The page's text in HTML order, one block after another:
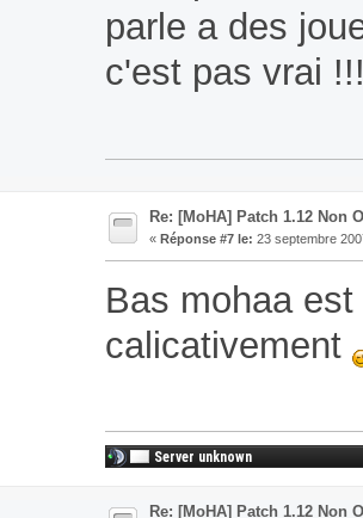
parle a des
c'est pas vrai
Re: [MoHA] Patch 1.12 Non
« Réponse #7 le: 23 septembre
Bas mohaa
calicativement
Re: [MoHA] Patch 1.12 Non